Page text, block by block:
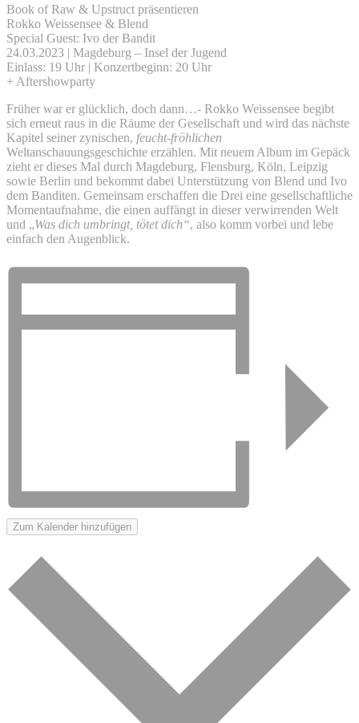
Book of Raw & Upstruct präsentieren
Rokko Weissensee & Blend
Special Guest: Ivo der Bandit
24.03.2023 | Magdeburg – Insel der Jugend
Einlass: 19 Uhr | Konzertbeginn: 20 Uhr
+ Aftershowparty
Früher war er glücklich, doch dann…- Rokko Weissensee begibt
sich erneut raus in die Räume der Gesellschaft und wird das nächste
Kapitel seiner zynischen, feucht-fröhlichen
Weltanschauungsgeschichte erzählen. Mit neuem Album im Gepäck
zieht er dieses Mal durch Magdeburg, Flensburg, Köln, Leipzig
sowie Berlin und bekommt dabei Unterstützung von Blend und Ivo
dem Banditen. Gemeinsam erschaffen die Drei eine gesellschaftliche
Momentaufnahme, die einen auffängt in dieser verwirrenden Welt
und „Was dich umbringt, tötet dich“, also komm vorbei und lebe
einfach den Augenblick.
Zum Kalender hinzufügen